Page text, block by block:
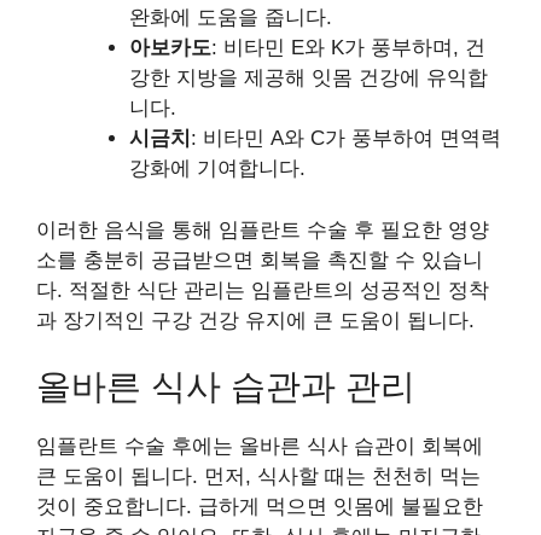
완화에 도움을 줍니다.
아보카도: 비타민 E와 K가 풍부하며, 건
강한 지방을 제공해 잇몸 건강에 유익합
니다.
시금치 : 비타민 A와 C가 풍부하여 면역력
강화에 기여합니다.
이러한 음식을 통해 임플란트 수술 후 필요한 영양
소를 충분히 공급받으면 회복을 촉진할 수 있습니
다. 적절한 식단 관리는 임플란트의 성공적인 정착
과 장기적인 구강 건강 유지에 큰 도움이 됩니다.
올바른 식사 습관과 관리
임플란트 수술 후에는 올바른 식사 습관이 회복에
큰 도움이 됩니다. 먼저, 식사할 때는 천천히 먹는
것이 중요합니다. 급하게 먹으면 잇몸에 불필요한